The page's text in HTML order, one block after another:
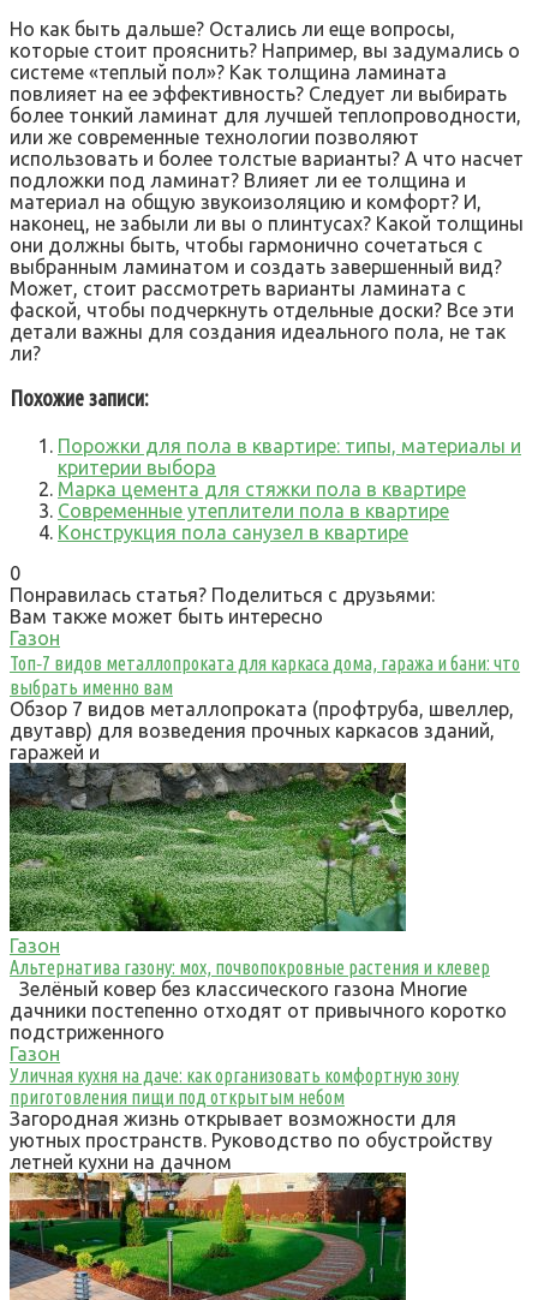
Но как быть дальше? Остались ли еще вопросы,
которые стоит прояснить? Например, вы задумались о
системе «теплый пол»? Как толщина ламината
повлияет на ее эффективность? Следует ли выбирать
более тонкий ламинат для лучшей теплопроводности,
или же современные технологии позволяют
использовать и более толстые варианты? А что насчет
подложки под ламинат? Влияет ли ее толщина и
материал на общую звукоизоляцию и комфорт? И,
наконец, не забыли ли вы о плинтусах? Какой толщины
они должны быть, чтобы гармонично сочетаться с
выбранным ламинатом и создать завершенный вид?
Может, стоит рассмотреть варианты ламината с
фаской, чтобы подчеркнуть отдельные доски? Все эти
детали важны для создания идеального пола, не так
ли?
Похожие записи:
Порожки для пола в квартире: типы, материалы и
критерии выбора
Марка цемента для стяжки пола в квартире
Современные утеплители пола в квартире
Конструкция пола санузел в квартире
0
Понравилась статья? Поделиться с друзьями:
Вам также может быть интересно
Газон
Топ‑7 видов металлопроката для каркаса дома, гаража и бани: что
выбрать именно вам
Обзор 7 видов металлопроката (профтруба, швеллер,
двутавр) для возведения прочных каркасов зданий,
гаражей и
Газон
Альтернатива газону: мох, почвопокровные растения и клевер
Зелёный ковер без классического газона Многие
дачники постепенно отходят от привычного коротко
подстриженного
Газон
Уличная кухня на даче: как организовать комфортную зону
приготовления пищи под открытым небом
Загородная жизнь открывает возможности для
уютных пространств. Руководство по обустройству
летней кухни на дачном